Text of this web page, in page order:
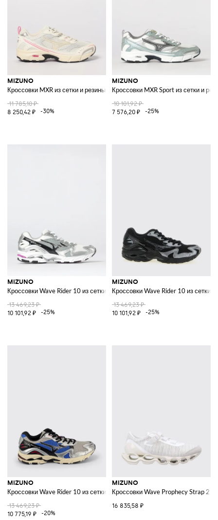
MIZUNO
Кроссовки MXR из сетки и резины
11 785,10 ₽
8 250,42 ₽
-30%
MIZUNO
Кроссовки MXR Sport из сетки и
10 101,92 ₽
7 576,20 ₽
-25%
MIZUNO
Кроссовки Wave Rider 10 из сетки и резины
13 469,23 ₽
10 101,92 ₽
-25%
MIZUNO
Кроссовки Wave Rider 10 из сетки и
13 469,23 ₽
10 101,92 ₽
-25%
MIZUNO
Кроссовки Wave Rider 10 из сетки и ламинированной резины
13 469,23 ₽
10 775,19 ₽
-20%
MIZUNO
Кроссовки Wave Prophecy Strap 2
16 835,58 ₽